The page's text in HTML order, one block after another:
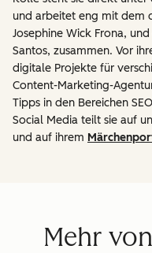
und arbeitet eng mit dem
Josephine Wick Frona,
Santos, zusammen. Vor
digitale Projekte für
Content-Marketing-
Tipps in den Bereichen
Social Media teilt sie auf
und auf ihrem
Mehr